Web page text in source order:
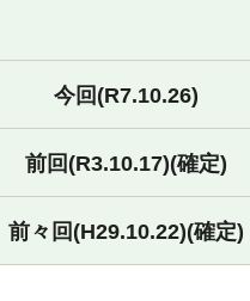
今回(R7.10.26)
前回(R3.10.17)(確定)
前々回(H29.10.22)(確定)